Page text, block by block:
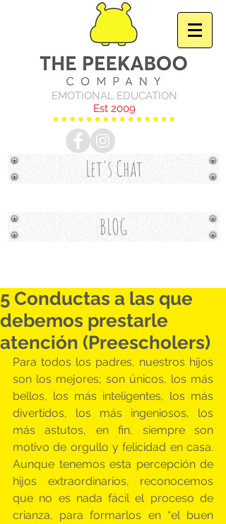
EMOTIONAL EDUCATION
Est 2009
Let's Chat
BLOG
5 Conductas a las que
debemos prestarle
atención (Preescholers)
Para todos los padres, nuestros hijos
son los mejores; son únicos, los más
bellos, los más inteligentes, los más
divertidos, los más ingeniosos, los
más astutos, en fin, siempre son
motivo de orgullo y felicidad en casa.
Aunque tenemos esta percepción de
hijos extraordinarios, reconocemos
que no es nada fácil el proceso de
crianza, para formarlos en “el buen